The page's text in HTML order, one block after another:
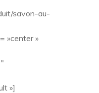
savon-au-
»center »
»]